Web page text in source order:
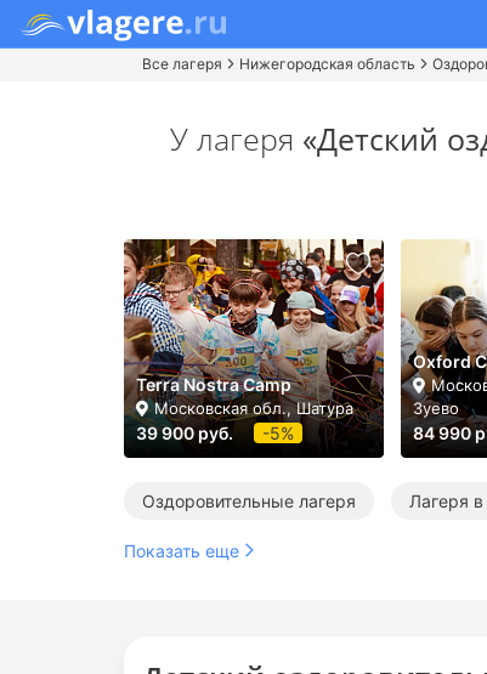
Все лагеря Нижегородская область
У лагеря «Детский
Terra Nostra Camp
Московская обл., Шатура
39 900 руб. -5%
Oxford
Зуево
84 990
Оздоровительные лагеря Лагеря
Показать еще